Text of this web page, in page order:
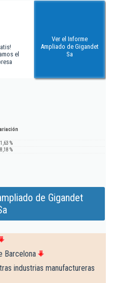
el
Ver el Informe
Ampliado de Gigandet
Sa
%
%
de Gigandet
Barcelona
industrias manufactureras